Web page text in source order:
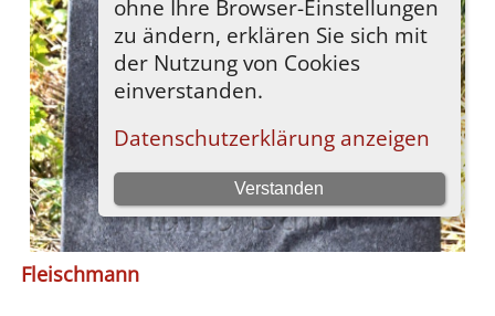
Fleischmann